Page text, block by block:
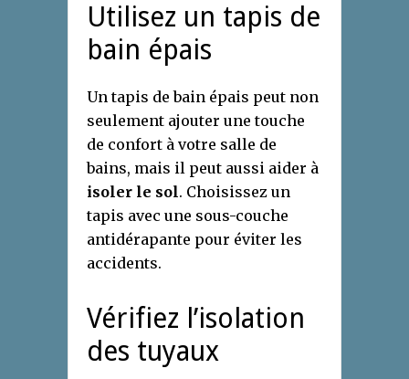
Utilisez un tapis de
bain épais
Un tapis de bain épais peut non
seulement ajouter une touche
de confort à votre salle de
bains, mais il peut aussi aider à
isoler le sol. Choisissez un
tapis avec une sous-couche
antidérapante pour éviter les
accidents.
Vérifiez l’isolation
des tuyaux